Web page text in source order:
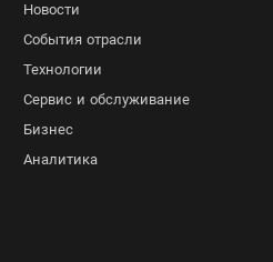
Новости
События отрасли
Технологии
Сервис и обслуживание
Бизнес
Аналитика